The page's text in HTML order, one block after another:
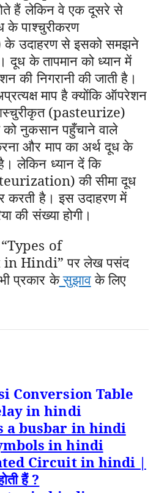
हैं लेकिन वे एक दूसरे से
के पाश्चुरीकरण
उदाहरण से इसको समझने
दूध के तापमान को ध्यान में
की निगरानी की जाती है।
माप है क्योंकि ऑपरेशन
(pasteurize)
को नुकसान पहुँचाने वाले
और माप का अर्थ दूध के
लेकिन ध्यान दें कि
की सीमा दूध
करती है। इस उदाहरण में
की संख्या होगी।
of
Hindi” पर लेख पसंद
प्रकार केसुझावके लिए
Conversion Table
in hindi
a busbar in hindi
in hindi
Circuit in hindi |
हैं ?